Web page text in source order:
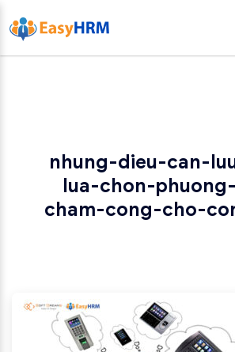
nhung-dieu-can-
lua-chon-
cham-cong-cho-